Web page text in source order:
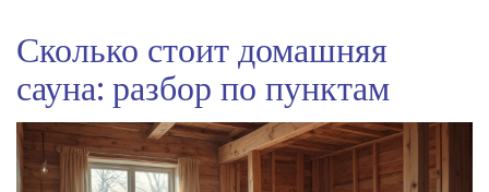
Сколько стоит домашняя
сауна: разбор по пунктам